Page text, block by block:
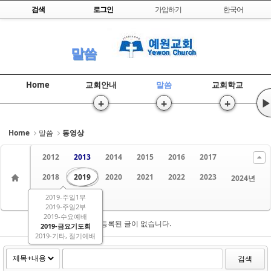
Skip to content
검색 로그인 가입하기 한국어
말씀
Home 교회안내
+
말씀
+
교회학교
+ ▶
Home 말씀 동영상
2012 2013 2014 2015 2016
2017
2018
2019
2019-주일1부
2019-주일2부
2019-수요예배
2019-금요기도회
2019-기타, 절기예배
2020 2021 2022 2023
2024년
2025년
2026
등록된 글이 없습니다.
검색
Sketchbook5, 스케치북5
Sketchbook5, 스케치북5